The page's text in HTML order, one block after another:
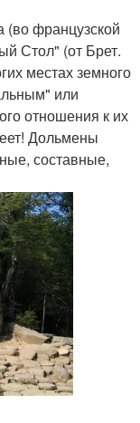
(во французской
Стол" (от Брет.
местах земного
или
отношения к их
Дольмены
составные,